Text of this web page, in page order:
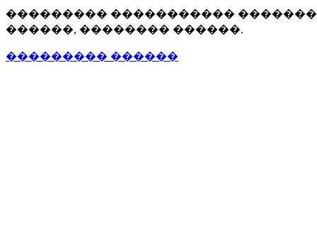
��������� �����������
������, �������� ������.
��������� ������